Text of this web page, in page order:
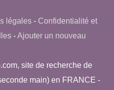
légales- Confidentialité et
-Ajouter un nouveau
site de recherche de
main) en FRANCE -